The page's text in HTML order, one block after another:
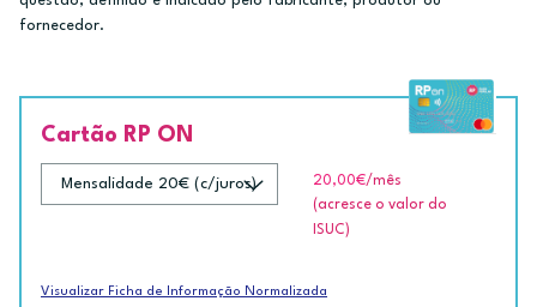
fornecedor.
Cartão RP ON
20,00€/mês
(acresce o valor do
ISUC)
Visualizar Ficha de Informação Normalizada